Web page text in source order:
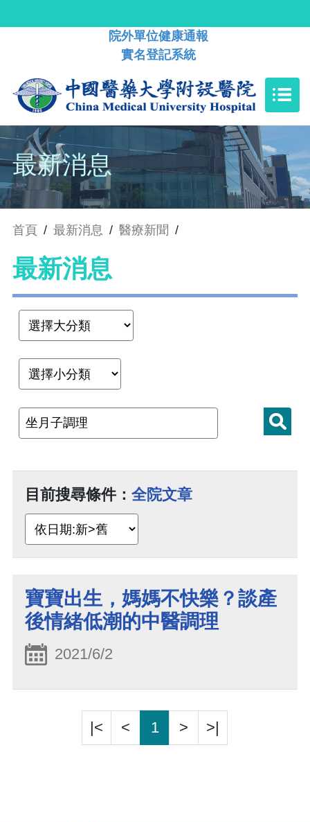
院外單位健康通報
實名登記系統
最新消息
首頁 / 最新消息 / 醫療新聞 /
最新消息
目前搜尋條件： 全院文章
寶寶出生，媽媽不快樂？談產
後情緒低潮的中醫調理
2021/6/2
|< < 1 > >|